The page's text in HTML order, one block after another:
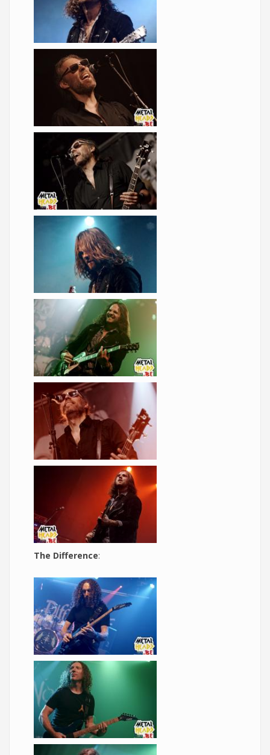
The Difference: